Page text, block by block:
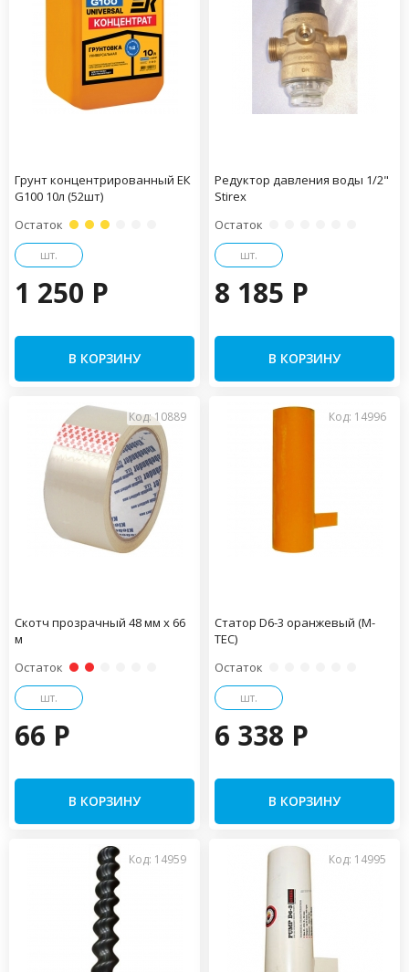
Грунт концентрированный ЕК
G100 10л (52шт)
Остаток
шт.
1 250 P
В КОРЗИНУ
Редуктор давления воды 1/2"
Stirex
Остаток
шт.
8 185 P
В КОРЗИНУ
Код: 10889
Скотч прозрачный 48 мм х 66
м
Остаток
шт.
66 P
В КОРЗИНУ
Код: 14996
Статор D6-3 оранжевый (М-
ТЕС)
Остаток
шт.
6 338 P
В КОРЗИНУ
Код: 14959 Код: 14995